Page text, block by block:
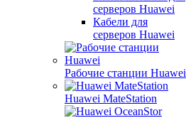
серверов Huawei
Кабели для
серверов Huawei
Рабочие станции Huawei
Huawei MateStation